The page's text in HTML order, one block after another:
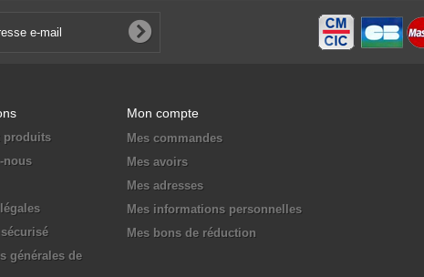
produits
nous
générales de
Mon compte
Mes commandes
Mes avoirs
Mes adresses
Mes informations personnelles
Mes bons de réduction